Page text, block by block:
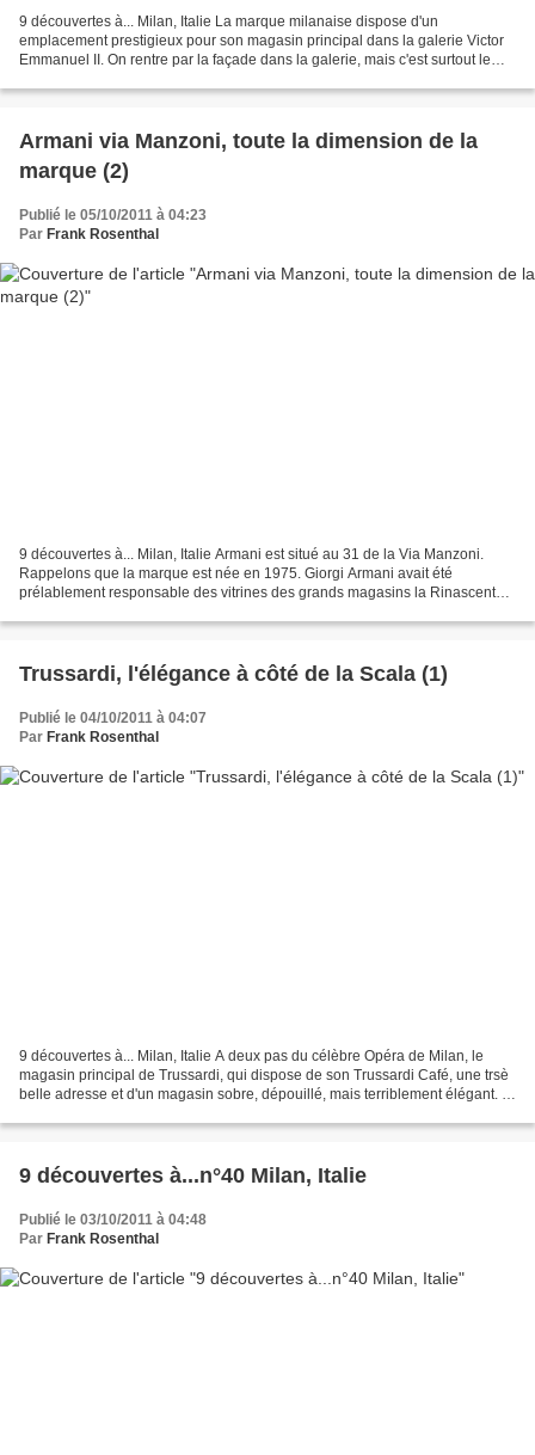
9 découvertes à... Milan, Italie La marque milanaise dispose d'un
emplacement prestigieux pour son magasin principal dans la galerie Victor
Emmanuel II. On rentre par la façade dans la galerie, mais c'est surtout le
Armani via Manzoni, toute la dimension de la
marque (2)
Publié le 05/10/2011 à 04:23
Par Frank Rosenthal
9 découvertes à... Milan, Italie Armani est situé au 31 de la Via Manzoni.
Rappelons que la marque est née en 1975. Giorgi Armani avait été
prélablement responsable des vitrines des grands magasins la Rinascente.
Trussardi, l'élégance à côté de la Scala (1)
Publié le 04/10/2011 à 04:07
Par Frank Rosenthal
9 découvertes à... Milan, Italie A deux pas du célèbre Opéra de Milan, le
magasin principal de Trussardi, qui dispose de son Trussardi Café, une trsè
belle adresse et d'un magasin sobre, dépouillé, mais terriblement élégant. A
9 découvertes à...n°40 Milan, Italie
Publié le 03/10/2011 à 04:48
Par Frank Rosenthal